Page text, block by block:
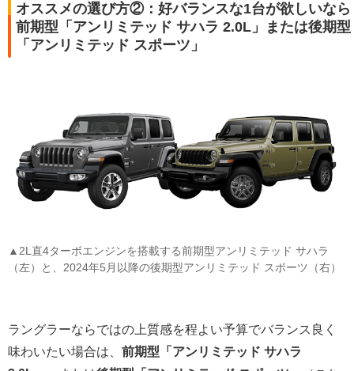
オススメの選び方②：好バランスな1台が欲しいなら
前期型「アンリミテッド サハラ 2.0L」または後期型
「アンリミテッド スポーツ」
▲2L直4ターボエンジンを搭載する前期型アンリミテッド サハラ
（左）と、2024年5月以降の後期型アンリミテッド スポーツ（右）
ラングラーならではの上質感を程よい予算でバランス良く
味わいたい場合は、 前期型「アンリミテッド サハラ